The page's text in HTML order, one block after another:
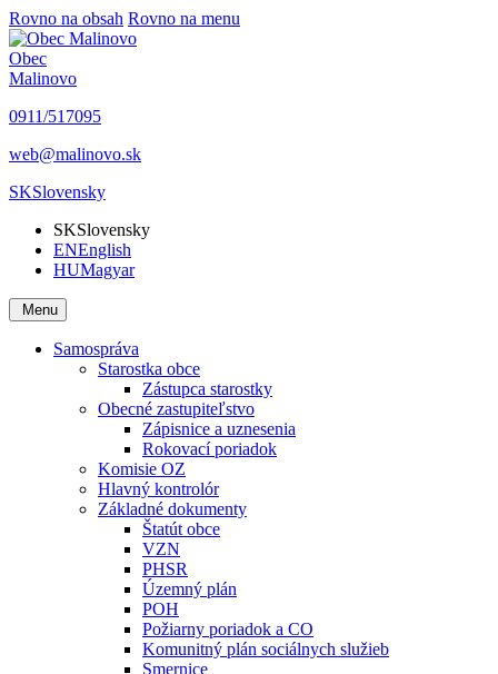
Rovno na obsah Rovno na menu
Obec
Malinovo
0911/517095
web@malinovo.sk
SKSlovensky
SKSlovensky
ENEnglish
HUMagyar
Menu
Samospráva
Starostka obce
Zástupca starostky
Obecné zastupiteľstvo
Zápisnice a uznesenia
Rokovací poriadok
Komisie OZ
Hlavný kontrolór
Základné dokumenty
Štatút obce
VZN
PHSR
Územný plán
POH
Požiarny poriadok a CO
Komunitný plán sociálnych služieb
Smernice